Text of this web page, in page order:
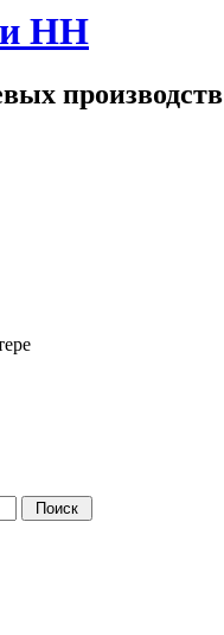
НН
производств